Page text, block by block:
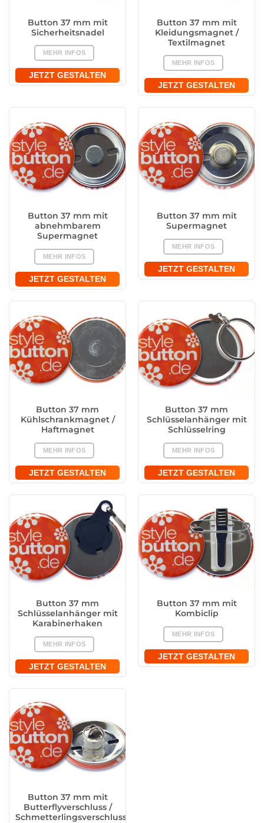
Button 37 mm mit
Sicherheitsnadel
MEHR INFOS
JETZT GESTALTEN
Button 37 mm mit
Kleidungsmagnet /
Textilmagnet
MEHR INFOS
JETZT GESTALTEN
Button 37 mm mit
abnehmbarem
Supermagnet
MEHR INFOS
JETZT GESTALTEN
Button 37 mm mit
Supermagnet
MEHR INFOS
JETZT GESTALTEN
Button 37 mm
Kühlschrankmagnet /
Haftmagnet
MEHR INFOS
JETZT GESTALTEN
Button 37 mm
Schlüsselanhänger mit
Schlüsselring
MEHR INFOS
JETZT GESTALTEN
Button 37 mm
Schlüsselanhänger mit
Karabinerhaken
MEHR INFOS
JETZT GESTALTEN
Button 37 mm mit
Kombiclip
MEHR INFOS
JETZT GESTALTEN
Button 37 mm mit
Butterflyverschluss /
Schmetterlingsverschluss